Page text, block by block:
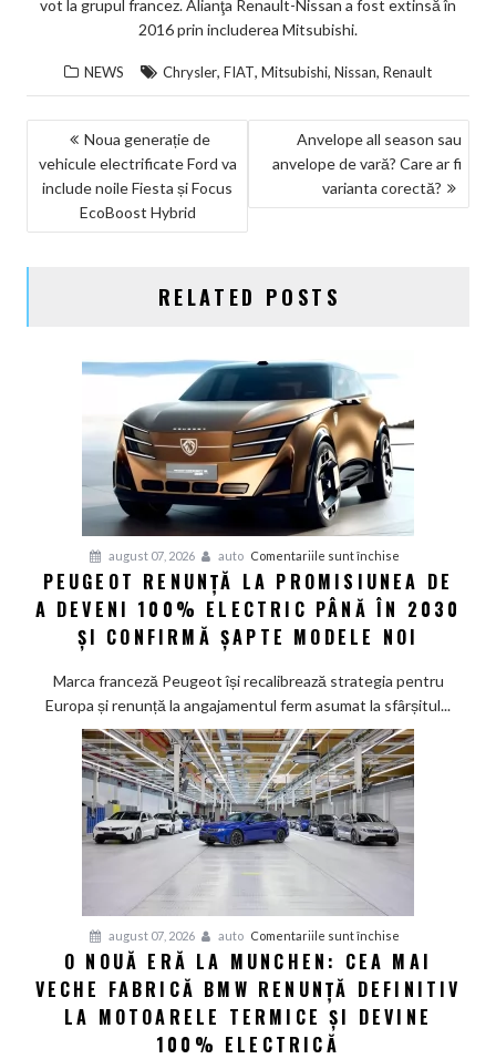
vot la grupul francez. Alianţa Renault-Nissan a fost extinsă în
2016 prin includerea Mitsubishi.
NEWS Chrysler, FIAT, Mitsubishi, Nissan, Renault
NAVIGARE
ÎN
ARTICOLE
Noua generație de
vehicule electrificate Ford va
include noile Fiesta și Focus
EcoBoost Hybrid
Anvelope all season sau
anvelope de vară? Care ar fi
varianta corectă?
RELATED POSTS
august 07, 2026 auto Comentariile sunt închise
Peugeot
renunță
la
de
a
100%
electric
până
2030
șapte
noi
PEUGEOT RENUNȚĂ LA PROMISIUNEA DE
A DEVENI 100% ELECTRIC PÂNĂ ÎN 2030
ȘI CONFIRMĂ ȘAPTE MODELE NOI
Marca franceză Peugeot își recalibrează strategia pentru
Europa și renunță la angajamentul ferm asumat la sfârșitul...
august 07, 2026 auto Comentariile sunt închise
O
nouă
eră
O NOUĂ ERĂ LA MUNCHEN: CEA MAI
VECHE FABRICĂ BMW RENUNȚĂ DEFINITIV
LA MOTOARELE TERMICE ȘI DEVINE
100% ELECTRICĂ